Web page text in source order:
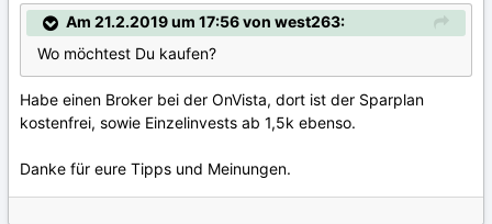
Am 21.2.2019 um 17:56 von west263:
Wo möchtest Du kaufen?
Habe einen Broker bei der OnVista, dort ist der Sparplan
kostenfrei, sowie Einzelinvests ab 1,5k ebenso.
Danke für eure Tipps und Meinungen.